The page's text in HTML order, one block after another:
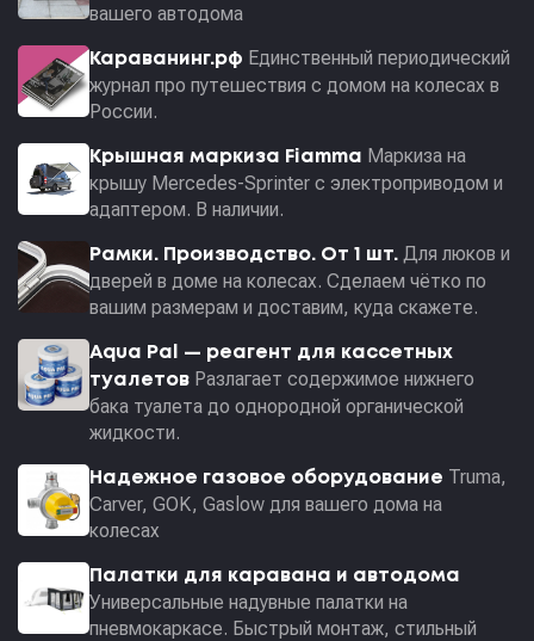
вашего автодома
Караванинг.рф Единственный периодический
журнал про путешествия с домом на колесах в
России.
Крышная маркиза Fiamma Маркиза на
крышу Mercedes-Sprinter с электроприводом и
адаптером. В наличии.
Рамки. Производство. От 1 шт. Для люков и
дверей в доме на колесах. Сделаем чётко по
вашим размерам и доставим, куда скажете.
Aqua Pal — pеагент для кассетных
туалетов Разлагает содержимое нижнего
бака туалета до однородной органической
жидкости.
Надежное газовое оборудование Truma,
Carver, GOK, Gaslow для вашего дома на
колесах
Палатки для каравана и автодома
Универсальные надувные палатки на
пневмокаркасе. Быстрый монтаж, стильный